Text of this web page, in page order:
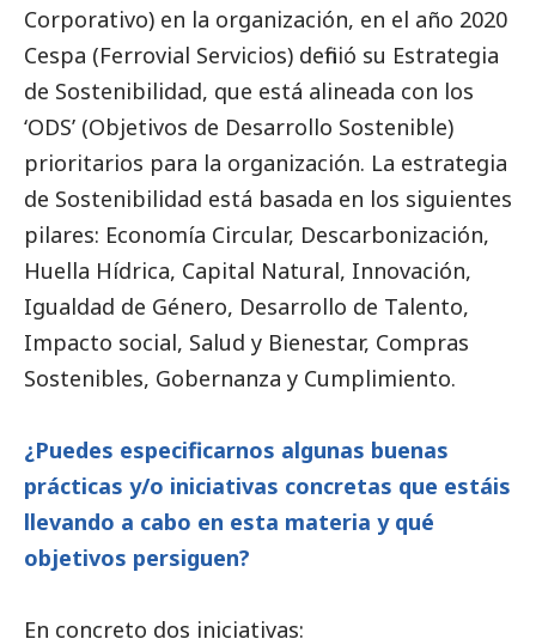
Corporativo) en la organización, en el año 2020
Cespa (Ferrovial Servicios) definió su Estrategia
de Sostenibilidad, que está alineada con los
‘ODS’ (Objetivos de Desarrollo Sostenible)
prioritarios para la organización. La estrategia
de Sostenibilidad está basada en los siguientes
pilares: Economía Circular, Descarbonización,
Huella Hídrica, Capital Natural, Innovación,
Igualdad de Género, Desarrollo de Talento,
Impacto social, Salud y Bienestar, Compras
Sostenibles, Gobernanza y Cumplimiento.
¿Puedes especificarnos algunas buenas
prácticas y/o iniciativas concretas que estáis
llevando a cabo en esta materia y qué
objetivos persiguen?
En concreto dos iniciativas: